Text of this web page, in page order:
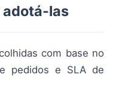
adotá-las
com base no
pedidos e SLA de